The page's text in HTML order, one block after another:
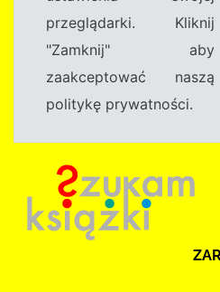
przeglądarki. Kliknij
"Zamknij" aby
zaakceptować naszą
politykę prywatności.